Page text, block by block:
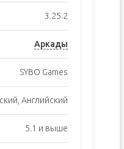
3.25.2
Аркады
SYBO Games
Английский
5.1 и выше